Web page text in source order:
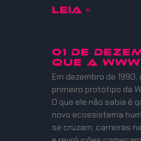
Leia »
01 DE
QUE A
Em dezembro de
primeiro protótipo da
O que ele não sabia é
novo ecossistema
se cruzam, carreiras